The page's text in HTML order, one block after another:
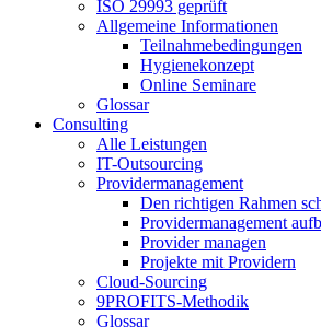
ISO 29993 geprüft
Allgemeine Informationen
Teilnahmebedingungen
Hygienekonzept
Online Seminare
Glossar
Consulting
Alle Leistungen
IT-Outsourcing
Providermanagement
Den richtigen Rahmen
Providermanagement
Provider managen
Projekte mit Providern
Cloud-Sourcing
9PROFITS-Methodik
Glossar